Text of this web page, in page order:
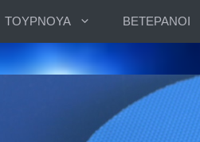
ΤΟΥΡΝΟΥΑ ΒΕΤΕΡΑΝΟΙ